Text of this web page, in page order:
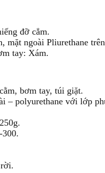
đỡ cẳm.
mặt ngoài Pliurethane
tay: Xám.
bơm tay, túi giặt.
– polyurethane với lớp
300.